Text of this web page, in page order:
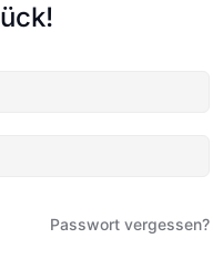
Passwort vergessen?